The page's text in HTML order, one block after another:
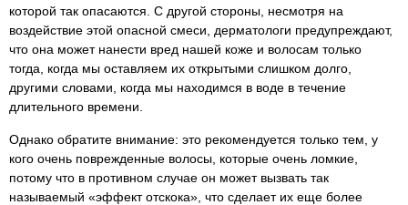
которой так опасаются. С другой стороны, несмотря на
воздействие этой опасной смеси, дерматологи предупреждают,
что она может нанести вред нашей коже и волосам только
тогда, когда мы оставляем их открытыми слишком долго,
другими словами, когда мы находимся в воде в течение
длительного времени.
Однако обратите внимание: это рекомендуется только тем, у
кого очень поврежденные волосы, которые очень ломкие,
потому что в противном случае он может вызвать так
называемый «эффект отскока», что сделает их еще более